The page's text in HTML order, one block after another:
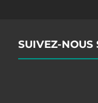
SUIVEZ-NOUS